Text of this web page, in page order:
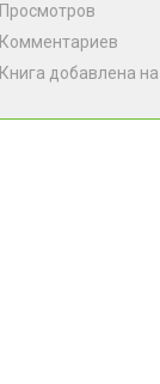
Просмотров
Комментариев
Книга добавлена